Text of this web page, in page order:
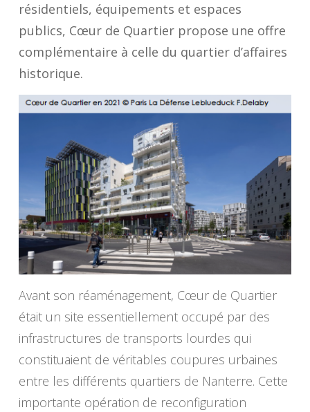
résidentiels, équipements et espaces
publics, Cœur de Quartier propose une offre
complémentaire à celle du quartier d’affaires
historique.
Avant son réaménagement, Cœur de Quartier
était un site essentiellement occupé par des
infrastructures de transports lourdes qui
constituaient de véritables coupures urbaines
entre les différents quartiers de Nanterre. Cette
importante opération de reconfiguration